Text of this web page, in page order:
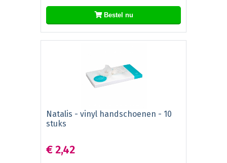
Bestel nu
Natalis - vinyl handschoenen - 10
stuks
€ 2,42